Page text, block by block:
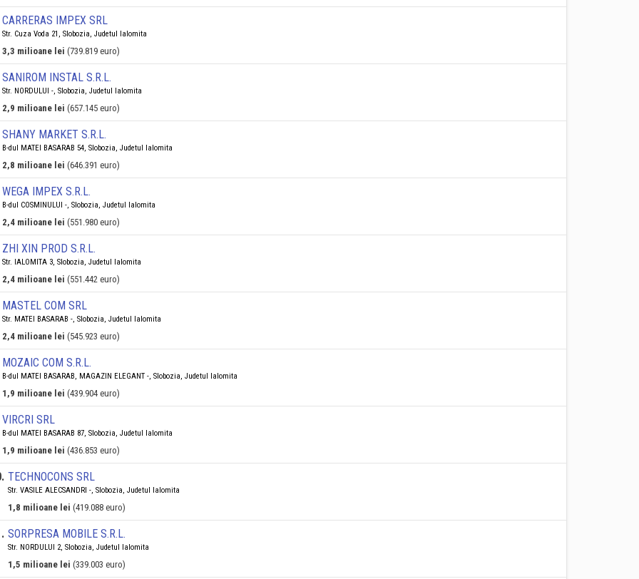
CARRERAS IMPEX SRL
Str. Cuza Voda 21, Slobozia, Judetul Ialomita
3,3 milioane lei (739.819 euro)
SANIROM INSTAL S.R.L.
Str. NORDULUI -, Slobozia, Judetul Ialomita
2,9 milioane lei (657.145 euro)
SHANY MARKET S.R.L.
B-dul MATEI BASARAB 54, Slobozia, Judetul Ialomita
2,8 milioane lei (646.391 euro)
WEGA IMPEX S.R.L.
B-dul COSMINULUI -, Slobozia, Judetul Ialomita
2,4 milioane lei (551.980 euro)
ZHI XIN PROD S.R.L.
Str. IALOMITA 3, Slobozia, Judetul Ialomita
2,4 milioane lei (551.442 euro)
MASTEL COM SRL
Str. MATEI BASARAB -, Slobozia, Judetul Ialomita
2,4 milioane lei (545.923 euro)
MOZAIC COM S.R.L.
B-dul MATEI BASARAB, MAGAZIN ELEGANT -, Slobozia, Judetul Ialomita
1,9 milioane lei (439.904 euro)
VIRCRI SRL
B-dul MATEI BASARAB 87, Slobozia, Judetul Ialomita
1,9 milioane lei (436.853 euro)
. TECHNOCONS SRL
Str. VASILE ALECSANDRI -, Slobozia, Judetul Ialomita
1,8 milioane lei (419.088 euro)
. SORPRESA MOBILE S.R.L.
Str. NORDULUI 2, Slobozia, Judetul Ialomita
1,5 milioane lei (339.003 euro)